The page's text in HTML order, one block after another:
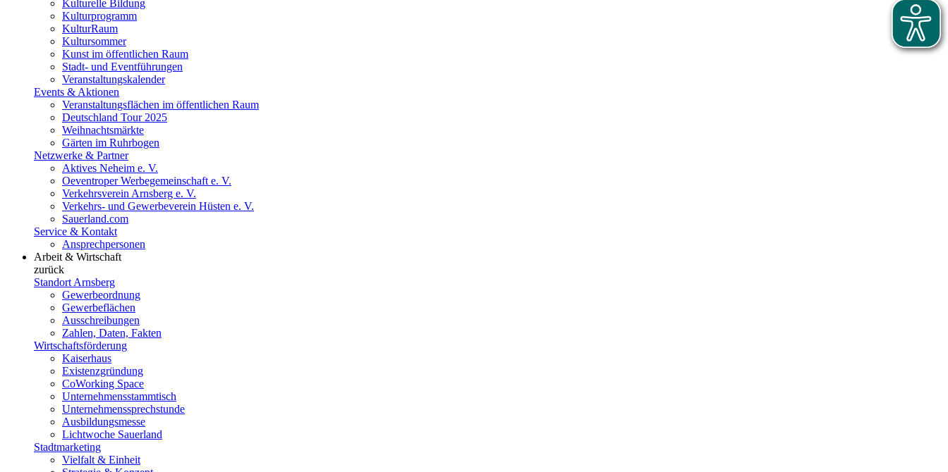
Kulturelle Bildung
Kulturprogramm
KulturRaum
Kultursommer
Kunst im öffentlichen Raum
Stadt- und Eventführungen
Veranstaltungskalender
Events & Aktionen
Veranstaltungsflächen im öffentlichen Raum
Deutschland Tour 2025
Weihnachtsmärkte
Gärten im Ruhrbogen
Netzwerke & Partner
Aktives Neheim e. V.
Oeventroper Werbegemeinschaft e. V.
Verkehrsverein Arnsberg e. V.
Verkehrs- und Gewerbeverein Hüsten e. V.
Sauerland.com
Service & Kontakt
Ansprechpersonen
Arbeit & Wirtschaft
zurück
Standort Arnsberg
Gewerbeordnung
Gewerbeflächen
Ausschreibungen
Zahlen, Daten, Fakten
Wirtschaftsförderung
Kaiserhaus
Existenzgründung
CoWorking Space
Unternehmensstammtisch
Unternehmenssprechstunde
Ausbildungsmesse
Lichtwoche Sauerland
Stadtmarketing
Vielfalt & Einheit